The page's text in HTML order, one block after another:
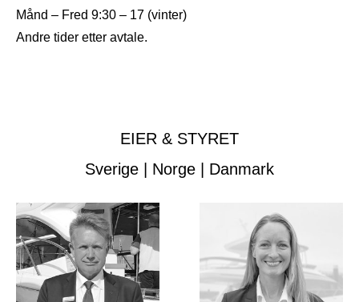
Månd – Fred 9:30 – 17 (vinter)
Andre tider etter avtale.
EIER & STYRET
Sverige | Norge | Danmark